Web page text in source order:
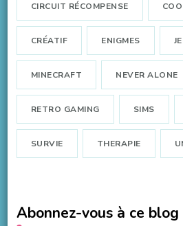
CIRCUIT RÉCOMPENSE
CRÉATIF ENIGMES
MINECRAFT NEVER ALONE
RETRO GAMING SIMS
SURVIE THERAPIE
Abonnez-vous à ce